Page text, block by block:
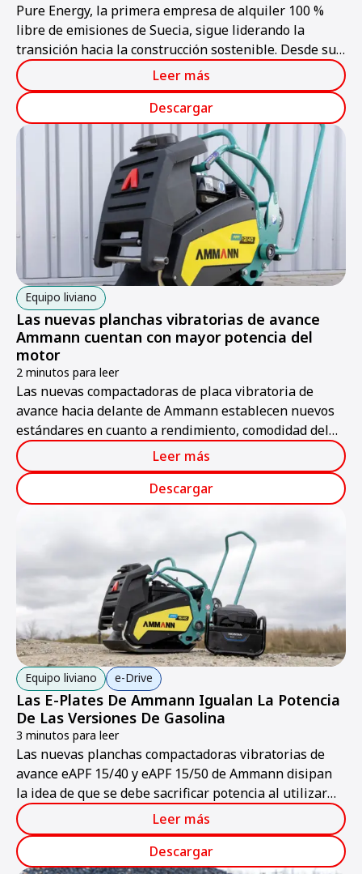
Pure Energy, la primera empresa de alquiler 100 %
libre de emisiones de Suecia, sigue liderando la
transición hacia la construcción sostenible. Desde su
lanzamiento en febrero de 2024, la empresa solo
ofrece máquinas y herramientas eléctricas en alquiler.
Leer más
Descargar
Equipo liviano
Las nuevas planchas vibratorias de avance
Ammann cuentan con mayor potencia del
motor
2 minutos para leer
Las nuevas compactadoras de placa vibratoria de
avance hacia delante de Ammann establecen nuevos
estándares en cuanto a rendimiento, comodidad del
operador y fiabilidad.
Leer más
Descargar
Equipo liviano e-Drive
Las E-Plates De Ammann Igualan La Potencia
De Las Versiones De Gasolina
3 minutos para leer
Las nuevas planchas compactadoras vibratorias de
avance eAPF 15/40 y eAPF 15/50 de Ammann disipan
la idea de que se debe sacrificar potencia al utilizar
una máquina eléctrica. Leer más
Descargar